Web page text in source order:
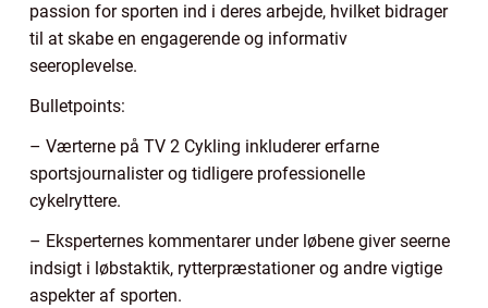
passion for sporten ind i deres arbejde, hvilket bidrager
til at skabe en engagerende og informativ
seeroplevelse.
Bulletpoints:
– Værterne på TV 2 Cykling inkluderer erfarne
sportsjournalister og tidligere professionelle
cykelryttere.
– Eksperternes kommentarer under løbene giver seerne
indsigt i løbstaktik, rytterpræstationer og andre vigtige
aspekter af sporten.